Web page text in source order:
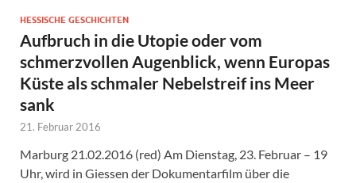
HESSISCHE GESCHICHTEN
Aufbruch in die Utopie oder vom
schmerzvollen Augenblick, wenn Europas
Küste als schmaler Nebelstreif ins Meer
sank
21. Februar 2016
Marburg 21.02.2016 (red) Am Dienstag, 23. Februar – 19
Uhr, wird in Giessen der Dokumentarfilm über die